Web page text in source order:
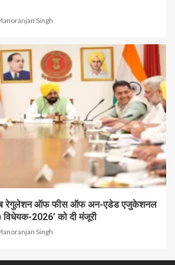
Singh
रेगुलेशन ऑफ फीस ऑफ अन-एडेड एजुकेशनल
2026’ को दी मंजूरी
Singh